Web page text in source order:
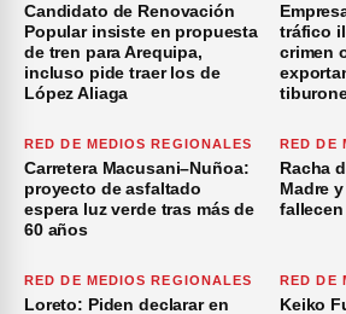
Candidato de Renovación
Popular insiste en propuesta
de tren para Arequipa,
incluso pide traer los de
López Aliaga
tráfico
crimen
RED DE MEDIOS REGIONALES
Carretera Macusani–Nuñoa:
proyecto de asfaltado
espera luz verde tras más de
60 años
RED DE
Racha
Madre
RED DE MEDIOS REGIONALES
Loreto: Piden declarar en
RED DE
Keiko